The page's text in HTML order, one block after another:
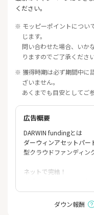
ください。
※ モッピーポイントについ
じます。
問い合わせた場合、いか
りますのでご了承ください
※ 獲得時期は必ず期間中に
ざいません。
あくまでも目安としてご
広告概要
DARWIN fundingとは
ダーウィンアセットパー
型クラウドファンディン
ネットで完結！
1万円からスマホで投資
ダーウィンファンドで
今まで不動産会社とし
ダウン報酬